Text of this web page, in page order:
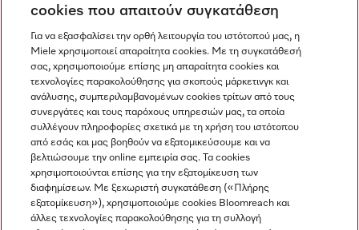
Ανακαλύψτε τα Miele Experience Center
Newsletter
Miele στο Instagram
Miele στο Facebook
Miele στο Youtube
cookies που απαιτούν συγκατάθεση
Για να εξασφαλίσει την ορθή λειτουργία του ιστότοπού μας, η
Miele χρησιμοποιεί απαραίτητα cookies. Με τη συγκατάθεσή
σας, χρησιμοποιούμε επίσης μη απαραίτητα cookies και
τεχνολογίες παρακολούθησης για σκοπούς μάρκετινγκ και
ανάλυσης, συμπεριλαμβανομένων cookies τρίτων από τους
συνεργάτες και τους παρόχους υπηρεσιών μας, τα οποία
συλλέγουν πληροφορίες σχετικά με τη χρήση του ιστότοπου
από εσάς και μας βοηθούν να εξατομικεύσουμε και να
βελτιώσουμε την online εμπειρία σας. Τα cookies
χρησιμοποιούνται επίσης για την εξατομίκευση των
διαφημίσεων. Με ξεχωριστή συγκατάθεση («Πλήρης
εξατομίκευση»), χρησιμοποιούμε cookies Bloomreach και
άλλες τεχνολογίες παρακολούθησης για τη συλλογή